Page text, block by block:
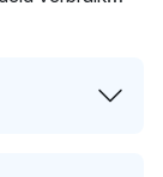
een gewicht
van deze